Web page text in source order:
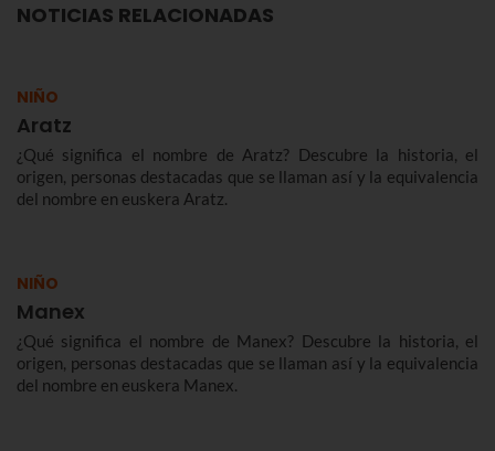
NOTICIAS RELACIONADAS
NIÑO
Aratz
¿Qué significa el nombre de Aratz? Descubre la historia, el
origen, personas destacadas que se llaman así y la equivalencia
del nombre en euskera Aratz.
NIÑO
Manex
¿Qué significa el nombre de Manex? Descubre la historia, el
origen, personas destacadas que se llaman así y la equivalencia
del nombre en euskera Manex.